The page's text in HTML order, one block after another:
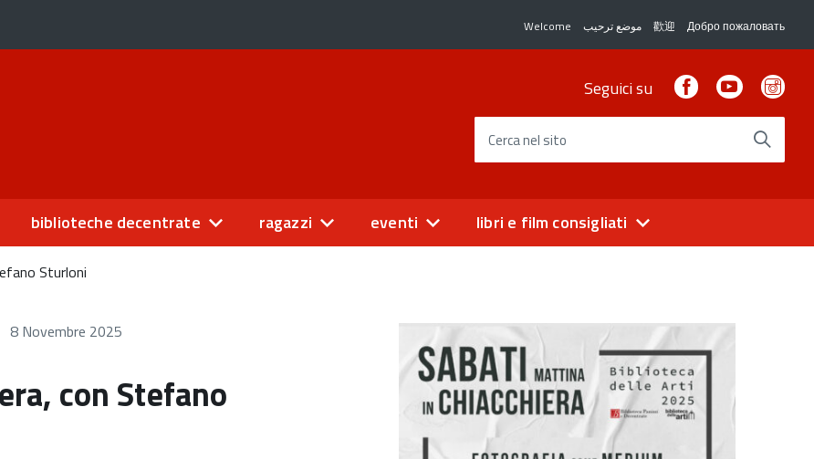
Welcome موضع ترحيب 歡迎 Добро пожаловать
Seguici su FacebookYoutube
Cerca nel sito
biblioteche decentrate ragazzi eventi
libri e film consigliati
Sturloni
8 Novembre 2025
con Stefano